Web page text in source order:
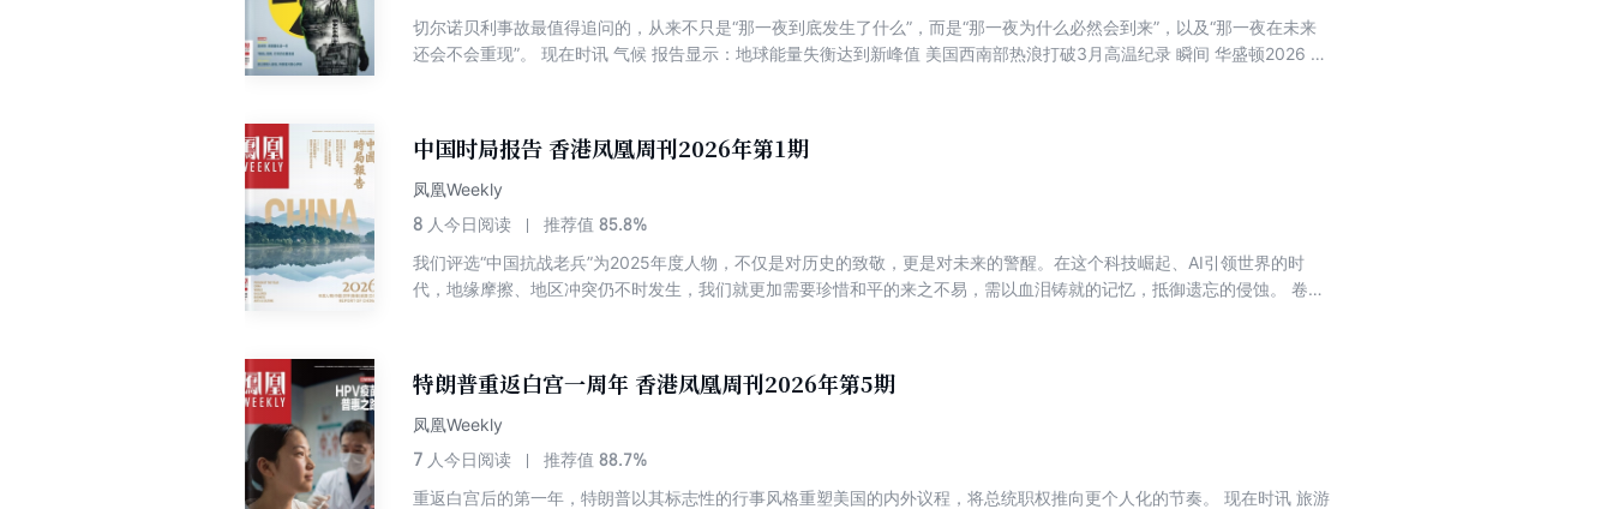
切尔诺贝利事故最值得追问的，从来不只是“那一夜到底发生了什么”，而是“那一夜为什么必然会到来”，以及“那一夜在未来
还会不会重现”。 现在时讯 气候 报告显示：地球能量失衡达到新峰值 美国西南部热浪打破3月高温纪录 瞬间 华盛顿2026 /
中国时局报告 香港凤凰周刊2026年第1期
凤凰Weekly
8 人今日阅读 推荐值 85.8%
我们评选“中国抗战老兵”为2025年度人物，不仅是对历史的致敬，更是对未来的警醒。在这个科技崛起、AI引领世界的时
代，地缘摩擦、地区冲突仍不时发生，我们就更加需要珍惜和平的来之不易，需以血泪铸就的记忆，抵御遗忘的侵蚀。 卷首
菜乱象，“多元共治”是关键 世界 不变与巨变中， 回望不平静的2025年 特朗普归来这一年 内忧外患之下，欧洲抱团取暖 右
倾化与外交失灵，高市将日本带向何方？ 稳住乱局，李在明开启“务实外交” 中东地区迎来重大变局 影像 2025年世界变局全
景图 危机与变革交织下的文明突围
特朗普重返白宫一周年 香港凤凰周刊2026年第5期
凤凰Weekly
7 人今日阅读 推荐值 88.7%
重返白宫后的第一年，特朗普以其标志性的行事风格重塑美国的内外议程，将总统职权推向更个人化的节奏。 现在时讯 旅游